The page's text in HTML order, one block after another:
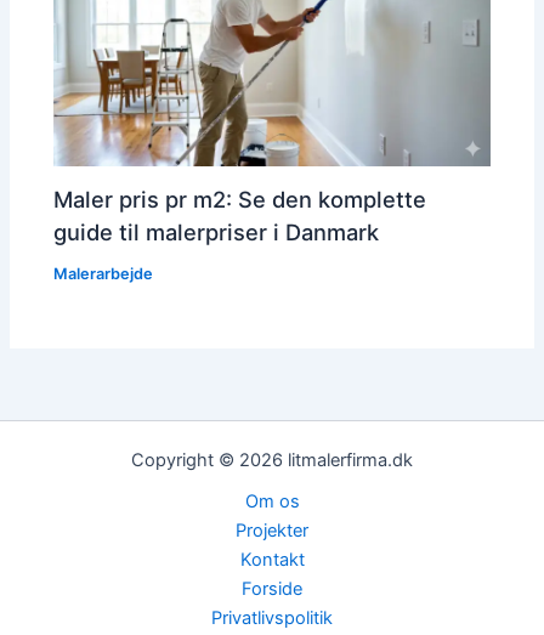
Maler pris pr m2: Se den komplette
guide til malerpriser i Danmark
Malerarbejde
Copyright © 2026 litmalerfirma.dk
Om os
Projekter
Kontakt
Forside
Privatlivspolitik